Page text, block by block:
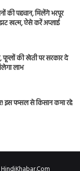
की पहचान, मिलेंगे भरपूर
खत्म, ऐसे करें अप्लाई
की खेती पर सरकार दे
लाभ
इस फसल से किसान कमा रहे